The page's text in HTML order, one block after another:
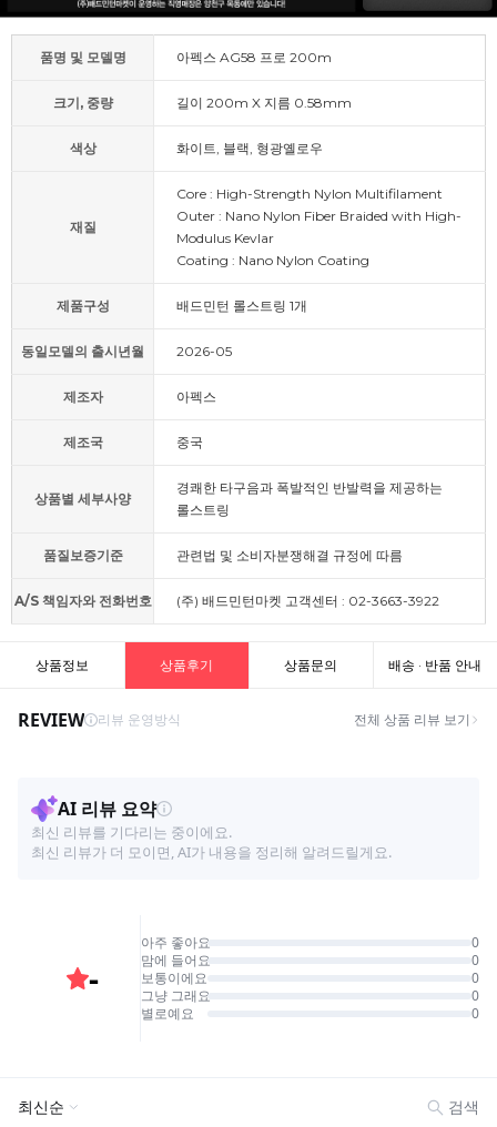
품명 및 모델명 아펙스 AG58 프로 200m
크기, 중량 길이 200m X 지름 0.58mm
색상 화이트, 블랙, 형광옐로우
재질
Core : High-Strength Nylon Multifilament
Outer : Nano Nylon Fiber Braided with High-
Modulus Kevlar
Coating : Nano Nylon Coating
제품구성 배드민턴 롤스트링 1개
동일모델의 출시년월 2026-05
제조자 아펙스
제조국 중국
상품별 세부사양
경쾌한 타구음과 폭발적인 반발력을 제공하는
롤스트링
품질보증기준 관련법 및 소비자분쟁해결 규정에 따름
A/S 책임자와 전화번호 (주) 배드민턴마켓 고객센터 : 02-3663-3922
상품정보 상품후기 상품문의 배송 · 반품 안내